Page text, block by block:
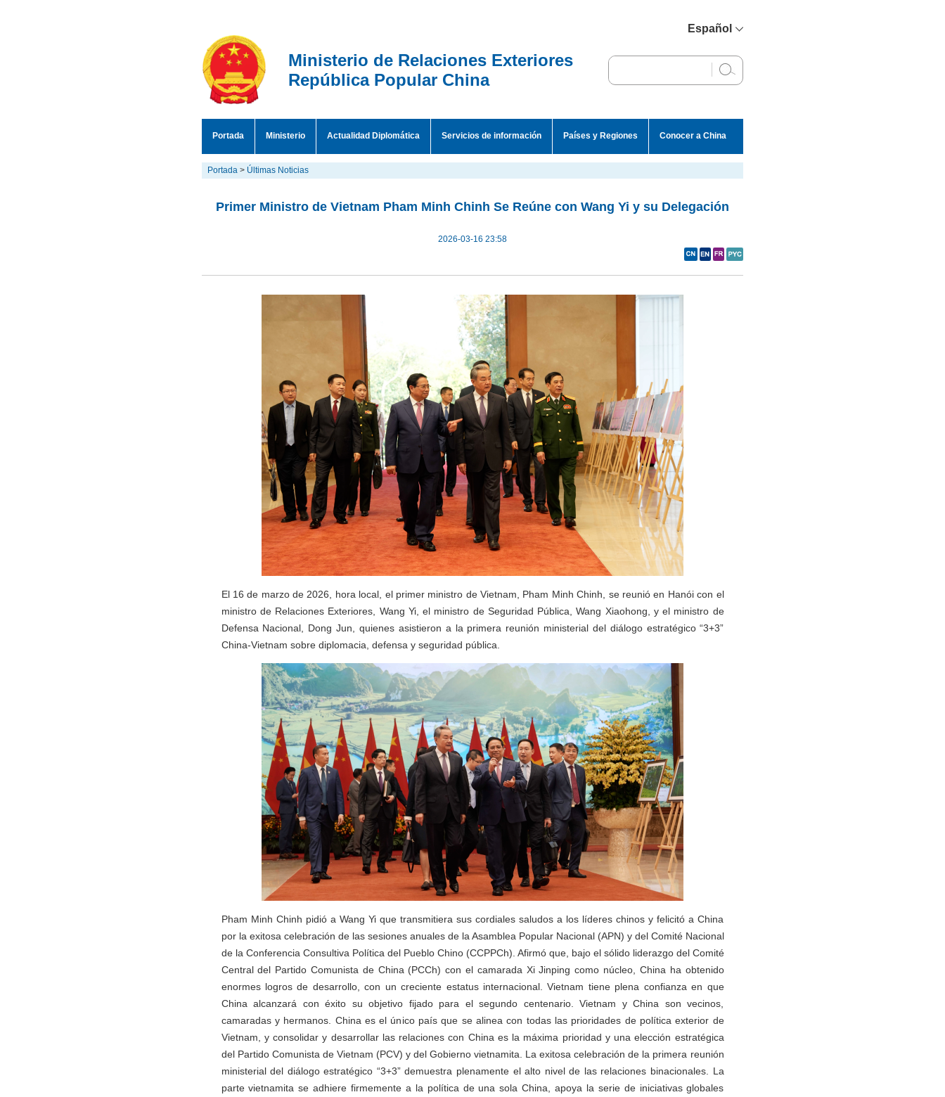
Español
English
Ministerio de Relaciones Exteriores
República Popular China
Portada Ministerio Actualidad Diplomática Servicios de información Países y Regiones Conocer a China
Portada > Últimas Noticias
Primer Ministro de Vietnam Pham Minh Chinh Se Reúne con Wang Yi y su Delegación
2026-03-16 23:58
El 16 de marzo de 2026, hora local, el primer ministro de Vietnam, Pham Minh Chinh, se reunió en Hanói con el
ministro de Relaciones Exteriores, Wang Yi, el ministro de Seguridad Pública, Wang Xiaohong, y el ministro de
Defensa Nacional, Dong Jun, quienes asistieron a la primera reunión ministerial del diálogo estratégico “3+3”
China-Vietnam sobre diplomacia, defensa y seguridad pública.
Pham Minh Chinh pidió a Wang Yi que transmitiera sus cordiales saludos a los líderes chinos y felicitó a China
por la exitosa celebración de las sesiones anuales de la Asamblea Popular Nacional (APN) y del Comité Nacional
de la Conferencia Consultiva Política del Pueblo Chino (CCPPCh). Afirmó que, bajo el sólido liderazgo del Comité
Central del Partido Comunista de China (PCCh) con el camarada Xi Jinping como núcleo, China ha obtenido
enormes logros de desarrollo, con un creciente estatus internacional. Vietnam tiene plena confianza en que
China alcanzará con éxito su objetivo fijado para el segundo centenario. Vietnam y China son vecinos,
camaradas y hermanos. China es el único país que se alinea con todas las prioridades de política exterior de
Vietnam, y consolidar y desarrollar las relaciones con China es la máxima prioridad y una elección estratégica
del Partido Comunista de Vietnam (PCV) y del Gobierno vietnamita. La exitosa celebración de la primera reunión
ministerial del diálogo estratégico “3+3” demuestra plenamente el alto nivel de las relaciones binacionales. La
parte vietnamita se adhiere firmemente a la política de una sola China, apoya la serie de iniciativas globales